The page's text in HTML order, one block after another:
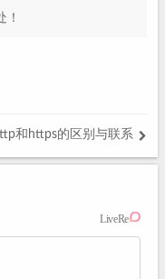
！
和https的区别与联系